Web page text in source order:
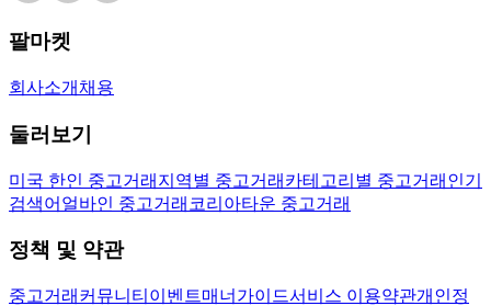
팔마켓
회사소개 채용
둘러보기
미국 한인 중고거래 지역별 중고거래 카테고리별 중고거래 인기
검색어 얼바인 중고거래 코리아타운 중고거래
정책 및 약관
중고거래 커뮤니티 이벤트매너가이드서비스 이용약관개인정